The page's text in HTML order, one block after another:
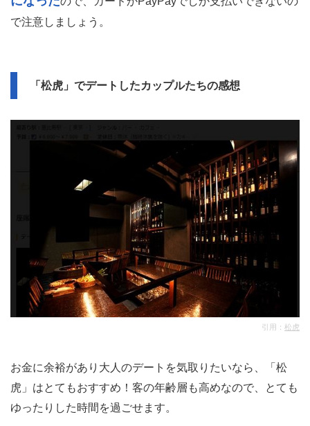
で注意しましょう。
「松虎」でデートしたカップルたちの感想
引用： 松虎
お金に余裕があり大人のデートを気取りたいなら、「松
虎」はとてもおすすめ！客の年齢層も高めなので、とても
ゆったりした時間を過ごせます。